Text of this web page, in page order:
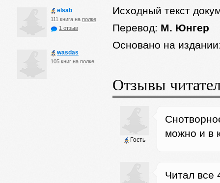
elsab
111 книга на полке
1 отзыв
wasdas
105 книг на полке
Исходный текст
Перевод: М. Юнгер
Основано на
Отзывы
Гость
можно и в
Читал все